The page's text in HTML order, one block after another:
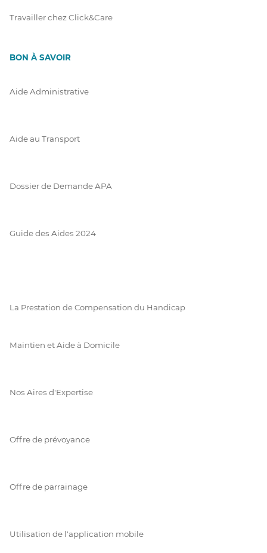
Travailler chez Click&Care
BON À SAVOIR
Aide Administrative
Aide au Transport
Dossier de Demande APA
Guide des Aides 2024
La Prestation de Compensation du Handicap
Maintien et Aide à Domicile
Nos Aires d'Expertise
Offre de prévoyance
Offre de parrainage
Utilisation de l'application mobile